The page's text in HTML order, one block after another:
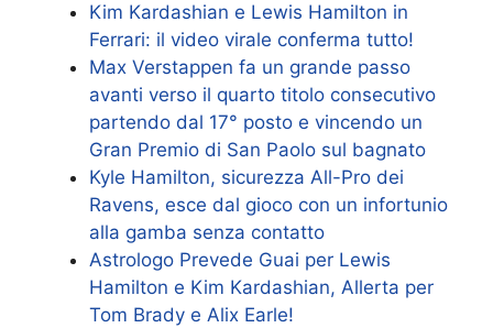
Kim Kardashian e Lewis Hamilton in
Ferrari: il video virale conferma tutto!
Max Verstappen fa un grande passo
avanti verso il quarto titolo consecutivo
partendo dal 17° posto e vincendo un
Gran Premio di San Paolo sul bagnato
Kyle Hamilton, sicurezza All-Pro dei
Ravens, esce dal gioco con un infortunio
alla gamba senza contatto
Astrologo Prevede Guai per Lewis
Hamilton e Kim Kardashian, Allerta per
Tom Brady e Alix Earle!